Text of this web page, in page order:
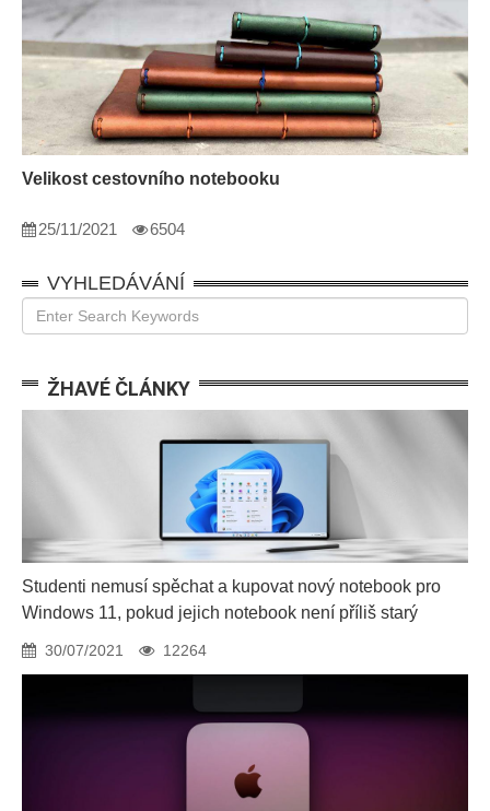
Velikost cestovního notebooku
25/11/2021 6504
VYHLEDÁVÁNÍ
ŽHAVÉ ČLÁNKY
Studenti nemusí spěchat a kupovat nový notebook pro
Windows 11, pokud jejich notebook není příliš starý
30/07/2021 12264